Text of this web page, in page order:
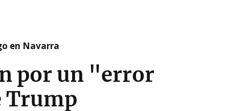
en Navarra
por un "error
Trump